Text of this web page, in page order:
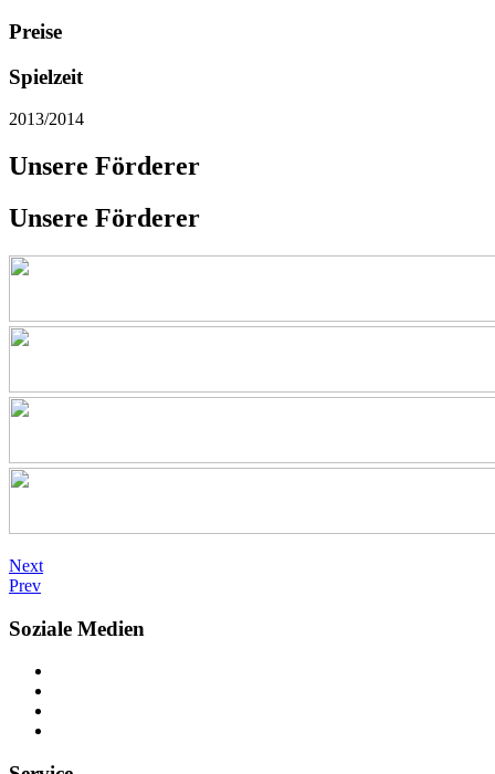
Preise
Spielzeit
2013/2014
Unsere Förderer
Unsere Förderer
Next
Prev
Soziale Medien